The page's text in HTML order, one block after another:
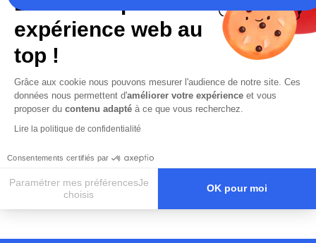
expérience web au
top !
Grâce aux cookie nous pouvons mesurer l'audience de notre site. Ces
données nous permettent d'améliorer votre expérience et vous
proposer du contenu adapté à ce que vous recherchez.
Lire la politique de confidentialité
Consentements certifiés par
Paramétrer mes préférencesJe
choisis
OK pour moi
Notre plateforme vous permet d'adapter et de gérer vos
En cochant cette case, j’accepte la
Politique de confidentialité